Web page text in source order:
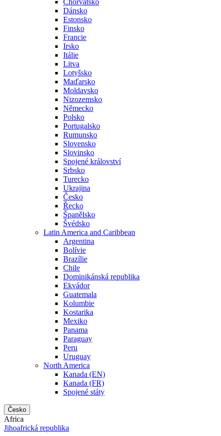
Chorvatsko
Dánsko
Estonsko
Finsko
Francie
Irsko
Itálie
Litva
Lotyšsko
Maďarsko
Moldavsko
Nizozemsko
Německo
Polsko
Portugalsko
Rumunsko
Slovensko
Slovinsko
Spojené království
Srbsko
Turecko
Ukrajina
Česko
Řecko
Španělsko
Švédsko
Latin America and Caribbean
Argentina
Bolívie
Brazílie
Chile
Dominikánská republika
Ekvádor
Guatemala
Kolumbie
Kostarika
Mexiko
Panama
Paraguay
Peru
Uruguay
North America
Kanada (EN)
Kanada (FR)
Spojené státy
Česko
Africa
Jihoafrická republika